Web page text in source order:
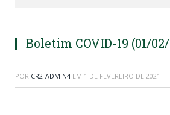
Boletim COVID-19 (01/02/
POR CR2-ADMIN4 EM 1 DE FEVEREIRO DE 2021